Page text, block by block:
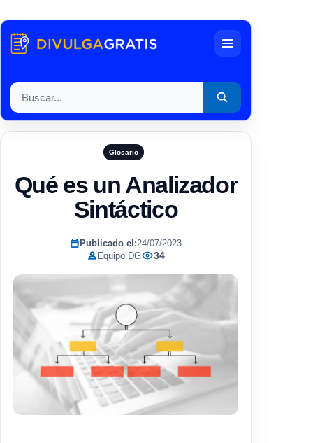
Menu
Buscar por:
Glosario
Qué es un Analizador
Sintáctico
Publicado el:24/07/2023
Equipo DG
34